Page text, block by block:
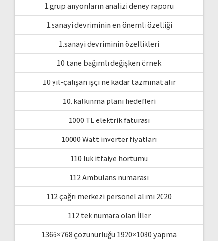
1.grup anyonların analizi deney raporu
1.sanayi devriminin en önemli özelliği
1.sanayi devriminin özellikleri
10 tane bağımlı değişken örnek
10 yıl-çalışan işçi ne kadar tazminat alır
10. kalkınma planı hedefleri
1000 TL elektrik faturası
10000 Watt inverter fiyatları
110 luk itfaiye hortumu
112 Ambulans numarası
112 çağrı merkezi personel alımı 2020
112 tek numara olan İller
1366×768 çözünürlüğü 1920×1080 yapma